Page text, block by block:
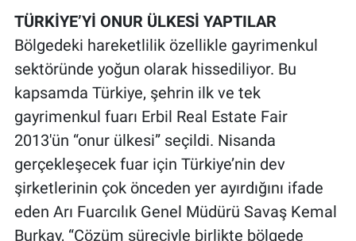
TÜRKİYE’Yİ ONUR ÜLKESİ YAPTILAR
Bölgedeki hareketlilik özellikle gayrimenkul
sektöründe yoğun olarak hissediliyor. Bu
kapsamda Türkiye, şehrin ilk ve tek
gayrimenkul fuarı Erbil Real Estate Fair
2013′ün “onur ülkesi” seçildi. Nisanda
gerçekleşecek fuar için Türkiye’nin dev
şirketlerinin çok önceden yer ayırdığını ifade
eden Arı Fuarcılık Genel Müdürü Savaş Kemal
Burkay, “Çözüm süreciyle birlikte bölgede